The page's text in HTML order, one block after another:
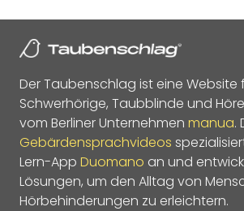
Der Taubenschlag ist eine Website
Schwerhörige, Taubblinde und
vom Berliner Unternehmen manua.
Gebärdensprachvideos
Lern-App Duomano an und
Lösungen, um den Alltag von
Hörbehinderungen zu erleichtern.